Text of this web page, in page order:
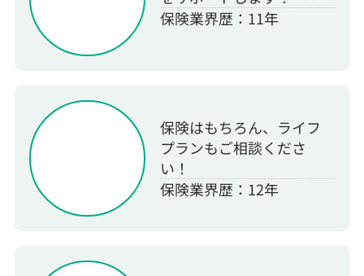
保険業界歴：11年
保険はもちろん、ライフ
プランもご相談くださ
い！
保険業界歴：12年